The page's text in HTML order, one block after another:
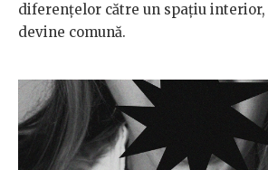
diferențelor către un spațiu
devine comună.